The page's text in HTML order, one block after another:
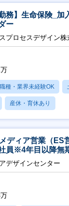
務】生命保険_加
ー
プロセスデザイン株
職種・業界未経験OK
産休・育休あり
ディア営業（
員※4年目以降無
デザインセンター